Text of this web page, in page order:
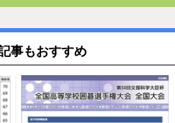
事もおすすめ